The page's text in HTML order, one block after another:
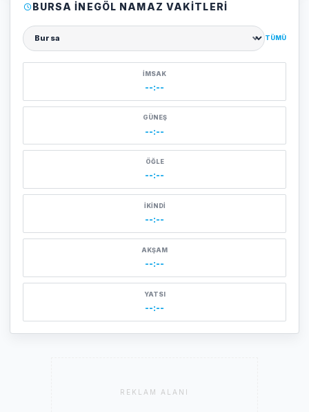
BURSA İNEGÖL NAMAZ VAKITLERI
Şehir seçin
TÜMÜ
İMSAK
--:--
GÜNEŞ
--:--
ÖĞLE
--:--
İKINDI
--:--
AKŞAM
--:--
YATSI
--:--
REKLAM ALANI